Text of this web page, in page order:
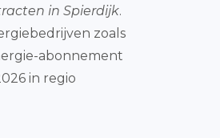
in Spierdijk.
zoals
abonnement
in regio